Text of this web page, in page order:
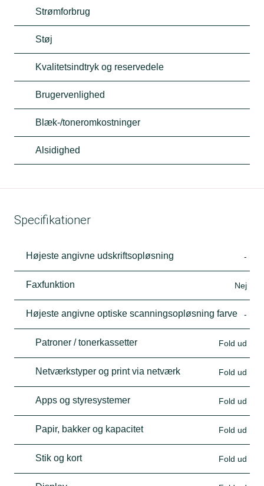
Strømforbrug
Støj
Kvalitetsindtryk og reservedele
Brugervenlighed
Blæk-/toneromkostninger
Alsidighed
Specifikationer
Højeste angivne udskriftsopløsning -
Faxfunktion Nej
Højeste angivne optiske scanningsopløsning farve -
Patroner / tonerkassetter Fold ud
Netværkstyper og print via netværk Fold ud
Apps og styresystemer Fold ud
Papir, bakker og kapacitet Fold ud
Stik og kort Fold ud